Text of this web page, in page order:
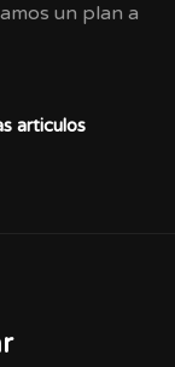
un plan a
articulos